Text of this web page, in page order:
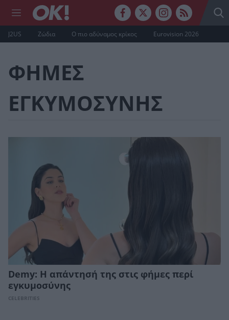
J2US Ζώδια Ο πιο αδύναμος κρίκος Eurovision 2026
ΦΗΜΕΣ
ΕΓΚΥΜΟΣΥΝΗΣ
Demy: Η απάντησή της στις φήμες περί
εγκυμοσύνης
CELEBRITIES